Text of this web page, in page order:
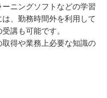
ニングソフトなどの学習
、勤務時間外を利用して
講も可能です。
得や業務上必要な知識の